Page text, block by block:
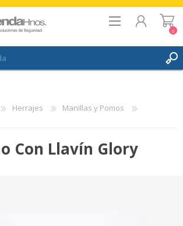
0
Herrajes Manillas y Pomos
Con Llavín Glory